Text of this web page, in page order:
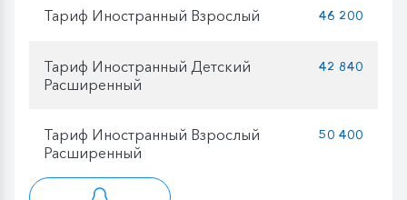
Тариф Иностранный Взрослый 46 200
Тариф Иностранный Детский
Расширенный
42 840
Тариф Иностранный Взрослый
Расширенный
50 400